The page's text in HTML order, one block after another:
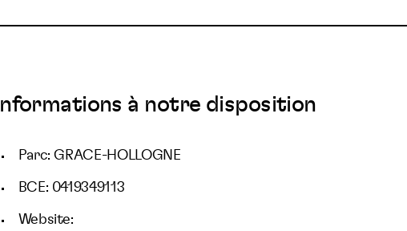
Informations à notre disposition
Parc: GRACE-HOLLOGNE
BCE: 0419349113
Website: